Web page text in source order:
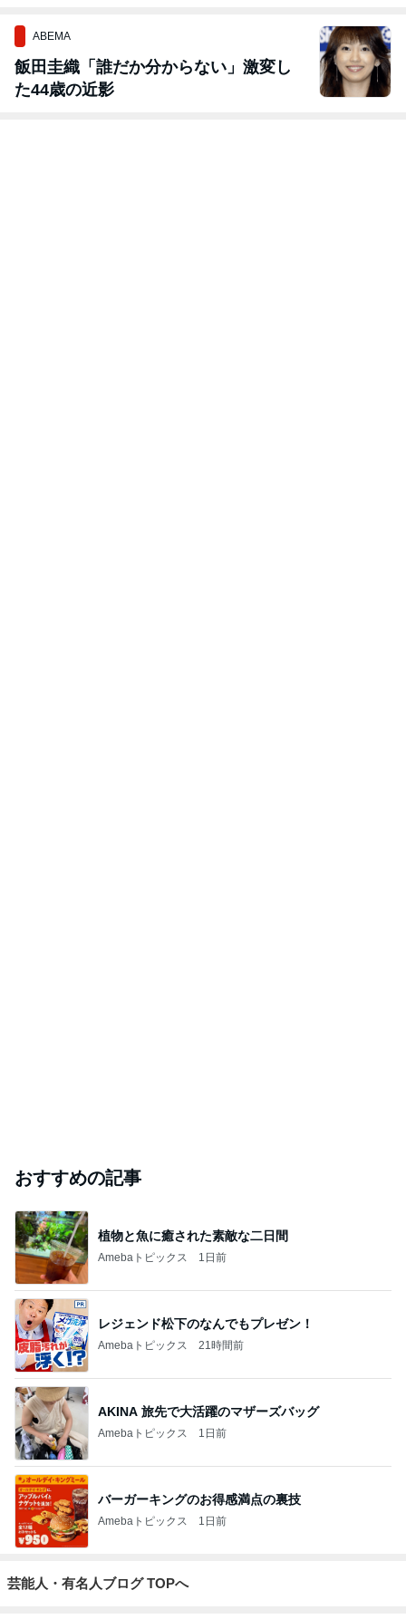
ABEMA
飯田圭織「誰だか分からない」激変し
た44歳の近影
おすすめの記事
植物と魚に癒された素敵な二日間
Amebaトピックス 1日前
レジェンド松下のなんでもプレゼン！
Amebaトピックス 21時間前
AKINA 旅先で大活躍のマザーズバッグ
Amebaトピックス 1日前
バーガーキングのお得感満点の裏技
Amebaトピックス 1日前
芸能人・有名人ブログ TOPへ